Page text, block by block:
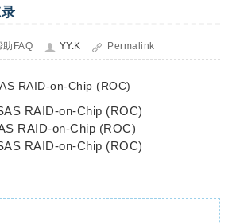
助FAQ YY.K Permalink
RAID-on-Chip (ROC)
RAID-on-Chip (ROC)
RAID-on-Chip (ROC)
RAID-on-Chip (ROC)